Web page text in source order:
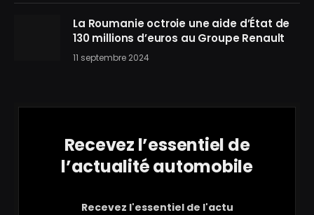
La Roumanie octroie une aide d’État de
130 millions d’euros au Groupe Renault
11 septembre 2024
Recevez l’essentiel de
l’actualité automobile
Recevez l'essentiel de l'actu